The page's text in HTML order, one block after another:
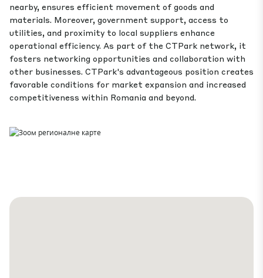
nearby, ensures efficient movement of goods and
materials. Moreover, government support, access to
utilities, and proximity to local suppliers enhance
operational efficiency. As part of the CTPark network, it
fosters networking opportunities and collaboration with
other businesses. CTPark's advantageous position creates
favorable conditions for market expansion and increased
competitiveness within Romania and beyond.